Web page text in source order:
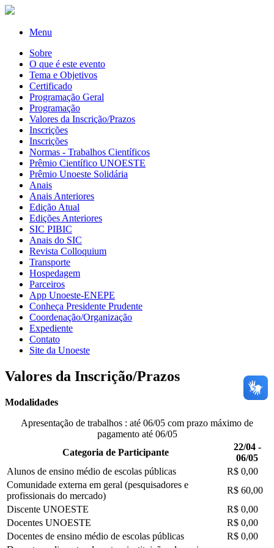
Menu
Sobre
O que é este evento
Tema e Objetivos
Certificado
Programação Geral
Programação
Valores da Inscrição/Prazos
Inscrições
Inscrições
Normas - Trabalhos Científicos
Prêmio Científico UNOESTE
Prêmio Unoeste Solidária
Anais
Anais Anteriores
Edição Atual
Edições Anteriores
SIC PIBIC
Anais do SIC
Revista Colloquium
Transporte
Hospedagem
Parceiros
App Unoeste-ENEPE
Conheça Presidente Prudente
Coordenação/Organização
Expediente
Contato
Site da Unoeste
Valores da Inscrição/Prazos
Modalidades
Apresentação de trabalhos : até 06/05 com prazo máximo de
pagamento até 06/05
Categoria de Participante
22/04 -
06/05
Alunos de ensino médio de escolas públicas
R$ 0,00
Comunidade externa em geral (pesquisadores e
profissionais do mercado)
R$ 60,00
Discente UNOESTE
R$ 0,00
Docentes UNOESTE
R$ 0,00
Docentes de ensino médio de escolas públicas
R$ 0,00